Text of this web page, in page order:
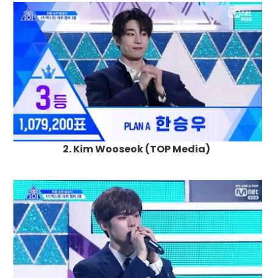
2. Kim Wooseok (TOP Media)